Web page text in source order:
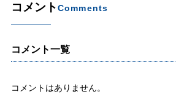
コメントComments
コメント一覧
コメントはありません。